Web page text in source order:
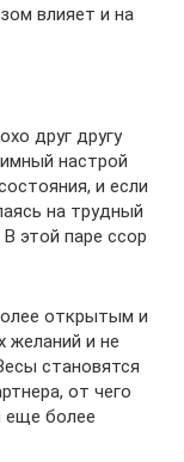
влияет и на
друг другу
настрой
и если
на трудный
этой паре ссор
открытым и
желаний и не
становятся
от чего
еще более